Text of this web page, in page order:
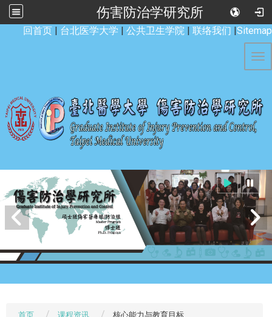
伤害防治学研究所
回首页 | 台北医学大学 | 公共卫生学院 | 联络我们 |Sitemap
首页 课程资讯 核心能力与教育目标